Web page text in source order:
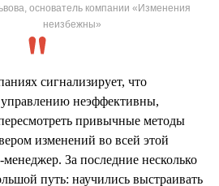
основатель компании «Изменения
неизбежны»
сигнализирует, что
неэффективны,
привычные методы
изменений во всей этой
За последние несколько
путь: научились выстраивать